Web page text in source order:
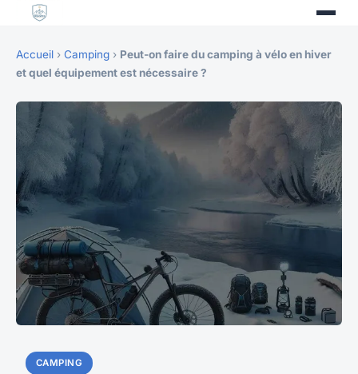
Accueil › Camping › Peut-on faire du camping à vélo en hiver
et quel équipement est nécessaire ?
CAMPING